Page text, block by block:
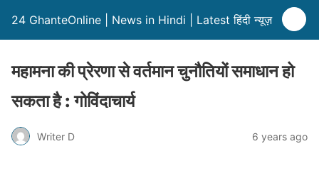
24 GhanteOnline | News in Hindi | Latest हिंदी न्यूज़
महामना की प्रेरणा से वर्तमान चुनौतियों समाधान हो
सकता है : गोविंदाचार्य
Writer D 6 years ago